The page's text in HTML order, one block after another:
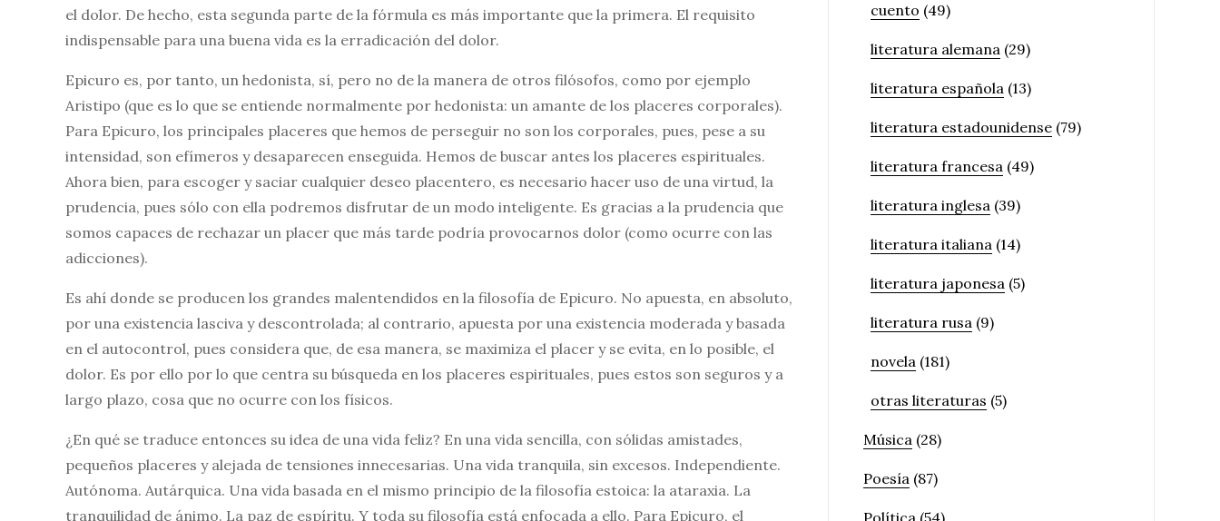
el dolor. De hecho, esta segunda parte de la fórmula es más importante que la primera. El requisito
indispensable para una buena vida es la erradicación del dolor.
Epicuro es, por tanto, un hedonista, sí, pero no de la manera de otros filósofos, como por ejemplo
Aristipo (que es lo que se entiende normalmente por hedonista: un amante de los placeres corporales).
Para Epicuro, los principales placeres que hemos de perseguir no son los corporales, pues, pese a su
intensidad, son efímeros y desaparecen enseguida. Hemos de buscar antes los placeres espirituales.
Ahora bien, para escoger y saciar cualquier deseo placentero, es necesario hacer uso de una virtud, la
prudencia, pues sólo con ella podremos disfrutar de un modo inteligente. Es gracias a la prudencia que
somos capaces de rechazar un placer que más tarde podría provocarnos dolor (como ocurre con las
adicciones).
Es ahí donde se producen los grandes malentendidos en la filosofía de Epicuro. No apuesta, en absoluto,
por una existencia lasciva y descontrolada; al contrario, apuesta por una existencia moderada y basada
en el autocontrol, pues considera que, de esa manera, se maximiza el placer y se evita, en lo posible, el
dolor. Es por ello por lo que centra su búsqueda en los placeres espirituales, pues estos son seguros y a
largo plazo, cosa que no ocurre con los físicos.
¿En qué se traduce entonces su idea de una vida feliz? En una vida sencilla, con sólidas amistades,
pequeños placeres y alejada de tensiones innecesarias. Una vida tranquila, sin excesos. Independiente.
Autónoma. Autárquica. Una vida basada en el mismo principio de la filosofía estoica: la ataraxia. La
tranquilidad de ánimo. La paz de espíritu. Y toda su filosofía está enfocada a ello. Para Epicuro, el
cuento (49)
literatura alemana (29)
literatura española (13)
literatura estadounidense (79)
literatura francesa (49)
literatura inglesa (39)
literatura italiana (14)
literatura japonesa (5)
literatura rusa (9)
novela (181)
otras literaturas (5)
Música (28)
Poesía (87)
Política (54)